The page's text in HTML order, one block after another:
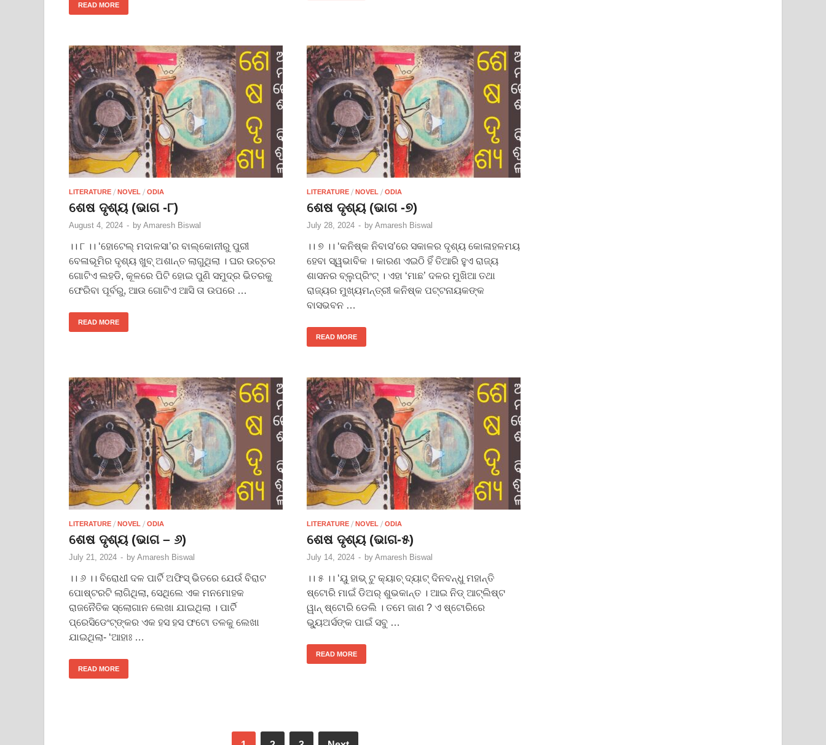
READ MORE
LITERATURE / NOVEL / ODIA
ଶେଷ ଦୃଶ୍ୟ (ଭାଗ -୮)
August 4, 2024 - by Amaresh Biswal
।। ୮ ।। ‘ହୋଟେଲ୍ ମଦାଳସା’ର ବାଲ୍‌କୋନୀରୁ ପୁରୀ
ବେଳାଭୂମିର ଦୃଶ୍ୟ ଖୁବ୍ ଅଶାନ୍ତ ଲାଗୁଥିଲା । ଘର ଉଚ୍ଚର
ଗୋଟିଏ ଲହଡି, କୂଳରେ ପିଟି ହୋଇ ପୁଣି ସମୁଦ୍ର ଭିତରକୁ
ଫେରିବା ପୂର୍ବରୁ, ଆଉ ଗୋଟିଏ ଆସି ତା ଉପରେ …
READ MORE
LITERATURE / NOVEL / ODIA
ଶେଷ ଦୃଶ୍ୟ (ଭାଗ -୭)
July 28, 2024 - by Amaresh Biswal
।। ୭ ।। ‘କନିଷ୍କ ନିବାସ’ରେ ସକାଳର ଦୃଶ୍ୟ କୋଳାହଳମୟ
ହେବା ସ୍ୱଭାବିକ । କାରଣ ଏଇଠି ହିଁ ତିଆରି ହୁଏ ରାଜ୍ୟ
ଶାସନର ବ୍ଲୁପ୍ରିଂଟ୍ । ଏହା ‘ମାଛ’ ଦଳର ମୁଖିଆ ତଥା
ରାଜ୍ୟର ମୁଖ୍ୟମନ୍ତ୍ରୀ କନିଷ୍କ ପଟ୍ଟନାୟକଙ୍କ
ବାସଭବନ …
READ MORE
LITERATURE / NOVEL / ODIA
ଶେଷ ଦୃଶ୍ୟ (ଭାଗ – ୬)
July 21, 2024 - by Amaresh Biswal
।। ୬ ।। ବିରୋଧୀ ଦଳ ପାର୍ଟି ଅଫିସ୍ ଭିତରେ ଯେଉଁ ବିରାଟ
ପୋଷ୍ଟରଟି ଲାଗିଥିଲା, ସେଥିଲେ ଏକ ମନମୋହକ
ରାଜନୈତିକ ସ୍ଲୋଗାନ ଲେଖା ଯାଇଥିଲା । ପାର୍ଟି
ପ୍ରେସିଡେଂଟ୍‌ଙ୍କର ଏକ ହସ ହସ ଫଟୋ ତଳକୁ ଲେଖା
ଯାଇଥିଲା- ‘ଆହାଃ …
READ MORE
LITERATURE / NOVEL / ODIA
ଶେଷ ଦୃଶ୍ୟ (ଭାଗ-୫)
July 14, 2024 - by Amaresh Biswal
।। ୫ ।। ‘ୟୁ ହାଭ୍ ଟୁ କ୍ୟାଚ୍ ଦ୍ୟାଟ୍ ଦିନବନ୍ଧୁ ମହାନ୍ତି
ଷ୍ଟୋରି ମାଇଁ ଡିଅର୍ ଶୁଭକାନ୍ତ । ଆଇ ନିଡ୍ ଆଟ୍‌ଲିଷ୍ଟ
ୱାନ୍ ଷ୍ଟୋରି ଡେଲି । ତମେ ଜାଣ ? ଏ ଷ୍ଟୋରିରେ
ଭ୍ୟୁଅର୍ସଙ୍କ ପାଇଁ ସବୁ …
READ MORE